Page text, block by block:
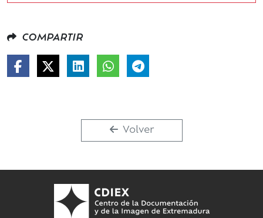
COMPARTIR
Volver